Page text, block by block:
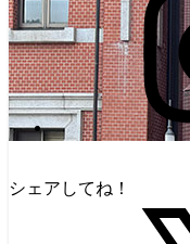
シェアしてね！